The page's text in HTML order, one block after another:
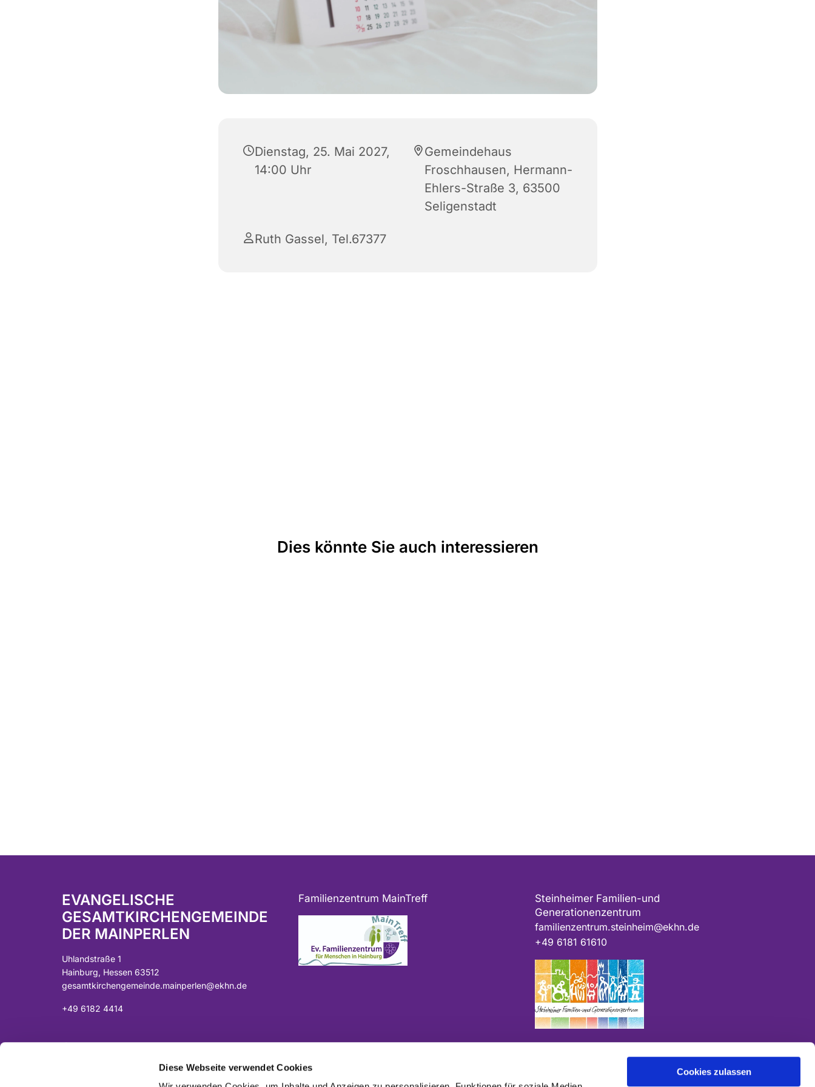
Diese Webseite verwendet Cookies
Cookies zulassen
Dienstag, 25. Mai 2027,
14:00 Uhr
Gemeindehaus
Froschhausen, Hermann-
Ehlers-Straße 3, 63500
Seligenstadt
Ruth Gassel, Tel.67377
Dies könnte Sie auch interessieren
EVANGELISCHE
GESAMTKIRCHENGEMEINDE
DER MAINPERLEN
Uhlandstraße 1
Hainburg, Hessen 63512
gesamtkirchengemeinde.mainperlen@ekhn.de
+49 6182 4414
Spendenkonto:
DE07 5065 2124 0001 0040 43
Sparkasse Langen-Seligenstadt
Familienzentrum MainTreff
ggf. das Projekt und/oder die Kirchengemeinde an.
Steinheimer Familien-und
Generationenzentrum
familienzentrum.steinheim@ekhn.de
+49 6181 61610